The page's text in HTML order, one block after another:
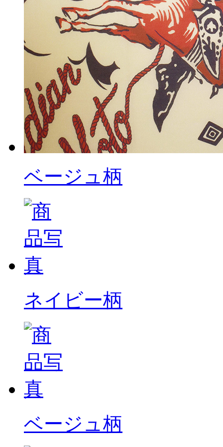
ベージュ柄
ネイビー柄
ベージュ柄